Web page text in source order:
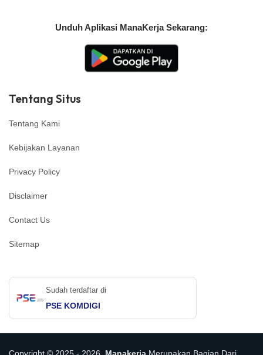
Unduh Aplikasi ManaKerja Sekarang:
Tentang Situs
Tentang Kami
Kebijakan Layanan
Privacy Policy
Disclaimer
Contact Us
Sitemap
Sudah terdaftar di
PSE KOMDIGI